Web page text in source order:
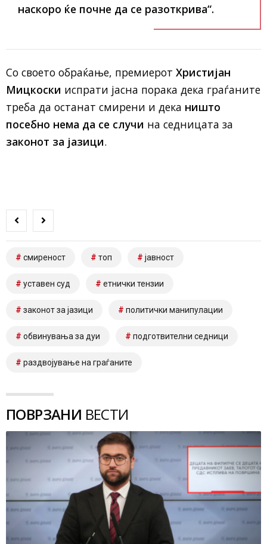
наскоро ќе почне да се разоткрива“.
Со своето обраќање, премиерот Христијан
Мицкоски испрати јасна порака дека граѓаните
треба да останат смирени и дека ништо
посебно нема да се случи на седницата за
законот за јазици.
смиреност топ јавност
уставен суд етнички тензии
законот за јазици политички манипулации
обвинувања за дуи подготвителни седници
раздвојување на граѓаните
ПОВРЗАНИ ВЕСТИ